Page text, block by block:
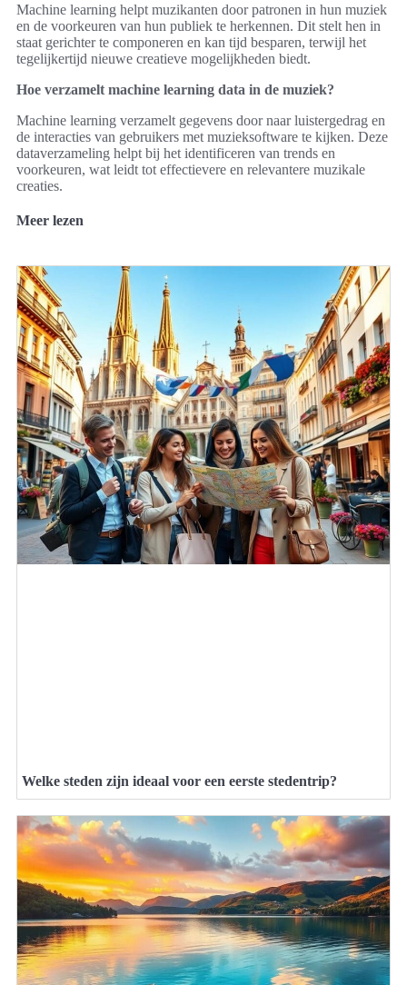
Machine learning helpt muzikanten door patronen in hun muziek
en de voorkeuren van hun publiek te herkennen. Dit stelt hen in
staat gerichter te componeren en kan tijd besparen, terwijl het
tegelijkertijd nieuwe creatieve mogelijkheden biedt.
Hoe verzamelt machine learning data in de muziek?
Machine learning verzamelt gegevens door naar luistergedrag en
de interacties van gebruikers met muzieksoftware te kijken. Deze
dataverzameling helpt bij het identificeren van trends en
voorkeuren, wat leidt tot effectievere en relevantere muzikale
creaties.
Meer lezen
Welke steden zijn ideaal voor een eerste stedentrip?